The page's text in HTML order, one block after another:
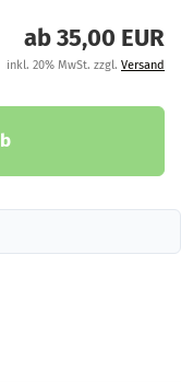
ab 35,00 EUR
inkl. 20% MwSt. zzgl. Versand